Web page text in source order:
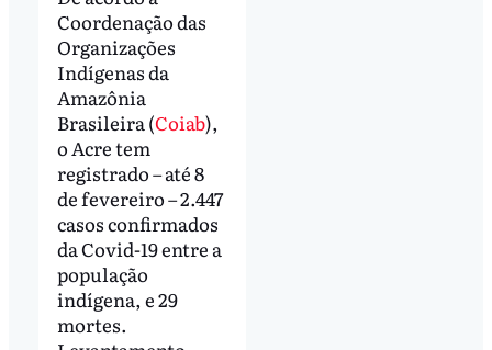
Coordenação das
Organizações
Indígenas da
Amazônia
Brasileira (Coiab),
o Acre tem
registrado – até 8
de fevereiro – 2.447
casos confirmados
da Covid-19 entre a
população
indígena, e 29
mortes.